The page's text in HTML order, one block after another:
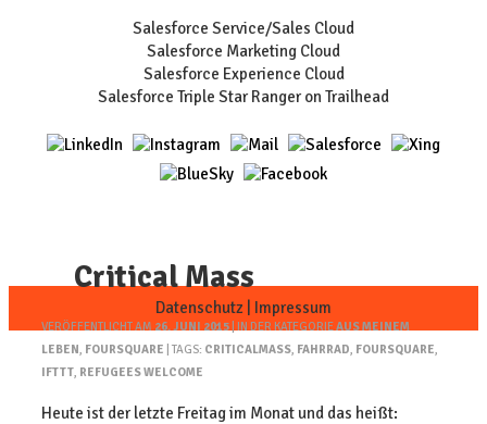
Salesforce Service/Sales Cloud
Salesforce Marketing Cloud
Salesforce Experience Cloud
Salesforce Triple Star Ranger on Trailhead
Datenschutz Impressum
Critical Mass
VERÖFFENTLICHT AM 26. JUNI 2015 | IN DER KATEGORIEAUS MEINEM
LEBEN, FOURSQUARE | TAGS: CRITICALMASS, FAHRRAD, FOURSQUARE,
IFTTT, REFUGEES WELCOME
Heute ist der letzte Freitag im Monat und das heißt: